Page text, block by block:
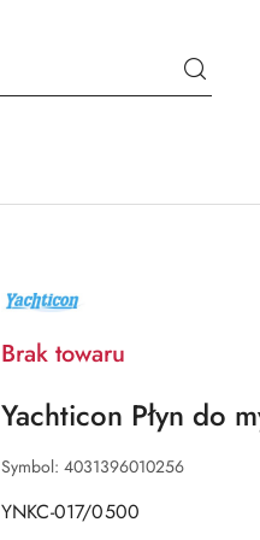
NAZWA
PRODUCENTA:
Brak towaru
Yachticon Płyn do
Symbol: 4031396010256
YNKC-017/0500